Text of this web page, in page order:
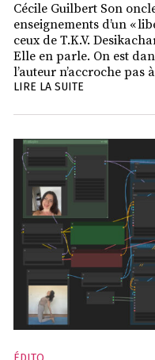
Cécile Guilbert Son
enseignements d’un «
ceux de T.K.V.
Elle en parle. On est
l’auteur n’accroche pas
LIRE LA SUITE